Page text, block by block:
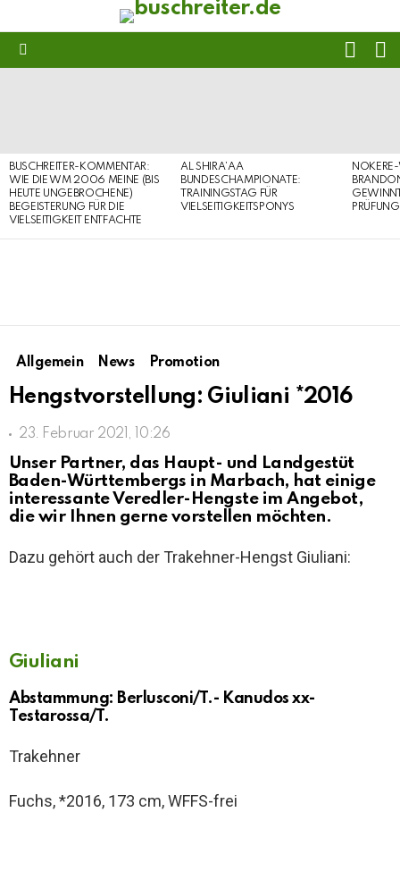
BUSCHREITER-KOMMENTAR:
WIE DIE WM 2006 MEINE (BIS
HEUTE UNGEBROCHENE)
BEGEISTERUNG FÜR DIE
VIELSEITIGKEIT ENTFACHTE
AL SHIRA’AA
BUNDESCHAMPIONATE:
TRAININGSTAG FÜR
VIELSEITIGKEITSPONYS
PRÜFUNG
Allgemein News Promotion
Hengstvorstellung: Giuliani *2016
23. Februar 2021, 10:26
Unser Partner, das Haupt- und Landgestüt
Baden-Württembergs in Marbach, hat einige
interessante Veredler-Hengste im Angebot,
die wir Ihnen gerne vorstellen möchten.
Dazu gehört auch der Trakehner-Hengst Giuliani:
Giuliani
Abstammung: Berlusconi/T.- Kanudos xx-
Testarossa/T.
Trakehner
Fuchs, *2016, 173 cm, WFFS-frei